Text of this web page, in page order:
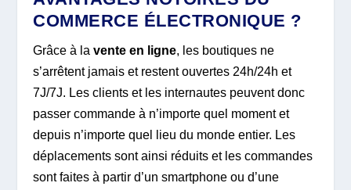
COMMERCE ÉLECTRONIQUE ?
Grâce à lavente en ligne, les boutiques ne
s’arrêtent jamais et restent ouvertes 24h/24h et
7J/7J. Les clients et les internautes peuvent donc
passer commande à n’importe quel moment et
depuis n’importe quel lieu du monde entier. Les
déplacements sont ainsi réduits et les commandes
sont faites à partir d’un smartphone ou d’une